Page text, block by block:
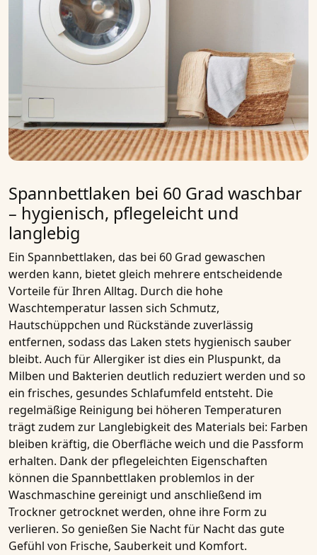
Spannbettlaken bei 60 Grad waschbar
– hygienisch, pflegeleicht und
langlebig
Ein Spannbettlaken, das bei 60 Grad gewaschen
werden kann, bietet gleich mehrere entscheidende
Vorteile für Ihren Alltag. Durch die hohe
Waschtemperatur lassen sich Schmutz,
Hautschüppchen und Rückstände zuverlässig
entfernen, sodass das Laken stets hygienisch sauber
bleibt. Auch für Allergiker ist dies ein Pluspunkt, da
Milben und Bakterien deutlich reduziert werden und so
ein frisches, gesundes Schlafumfeld entsteht. Die
regelmäßige Reinigung bei höheren Temperaturen
trägt zudem zur Langlebigkeit des Materials bei: Farben
bleiben kräftig, die Oberfläche weich und die Passform
erhalten. Dank der pflegeleichten Eigenschaften
können die Spannbettlaken problemlos in der
Waschmaschine gereinigt und anschließend im
Trockner getrocknet werden, ohne ihre Form zu
verlieren. So genießen Sie Nacht für Nacht das gute
Gefühl von Frische, Sauberkeit und Komfort.